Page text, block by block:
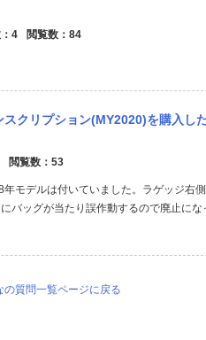
4 閲覧数： 84
を購入したのですが、てっきり標準だと思ってた電動可倒式リア
閲覧数： 53
年モデルは付いていました。ラゲッジ右
バッグが当たり誤作動するので廃止に
質問一覧ページに戻る